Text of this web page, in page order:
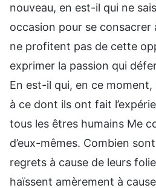
nouveau, en est-il qui ne
occasion pour se consacrer
ne profitent pas de cette
exprimer la passion qui
En est-il qui, en ce
à ce dont ils ont fait
tous les êtres humains Me
d’eux-mêmes. Combien
regrets à cause de leurs
haïssent amèrement à